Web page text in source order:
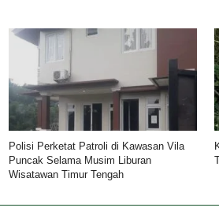
Polisi Perketat Patroli di Kawasan Vila
Puncak Selama Musim Liburan
Wisatawan Timur Tengah